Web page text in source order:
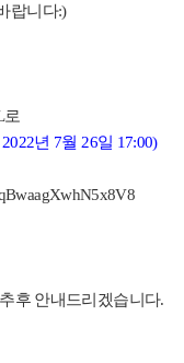
랍니다:)
로
년 7월 26일 17:00)
후 안내드리겠습니다.